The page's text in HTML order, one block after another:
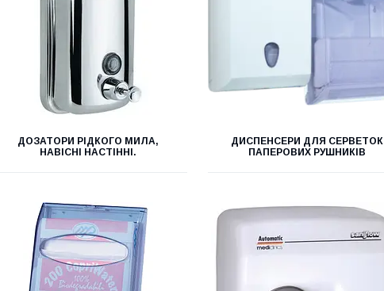
ДОЗАТОРИ РІДКОГО МИЛА,
НАВІСНІ НАСТІННІ.
ДИСПЕНСЕРИ ДЛЯ СЕРВЕТОК
ПАПЕРОВИХ РУШНИКІВ